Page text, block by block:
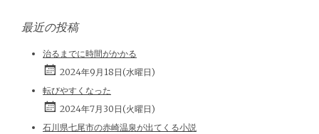
最近の投稿
治るまでに時間がかかる
2024年9月18日(水曜日)
転びやすくなった
2024年7月30日(火曜日)
石川県七尾市の赤崎温泉が出てくる小説